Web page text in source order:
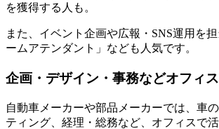
を獲得する人も。
また、イベント企画や広報・SNS運用を
ームアテンダント」なども人気です。
企画・デザイン・事務などオフィ
自動車メーカーや部品メーカーでは、車
ティング、経理・総務など、オフィスで